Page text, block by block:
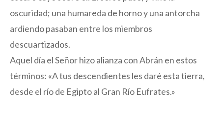
oscuridad; una humareda de horno y una antorcha
ardiendo pasaban entre los miembros
descuartizados.
Aquel día el Señor hizo alianza con Abrán en estos
términos: «A tus descendientes les daré esta tierra,
desde el río de Egipto al Gran Río Eufrates.»